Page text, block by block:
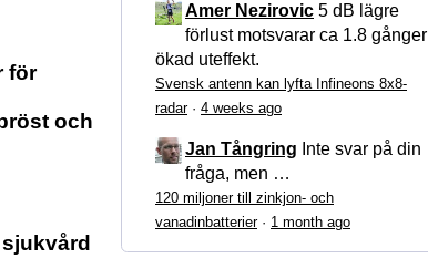
för
och
Amer Nezirovic 5 dB lägre
förlust motsvarar ca 1.8 gånger
ökad uteffekt.
Svensk antenn kan lyfta Infineons 8x8-
radar· 4 weeks ago
Jan Tångring Inte svar på din
fråga, men …
120 miljoner till zinkjon- och
vanadinbatterier· 1 month ago